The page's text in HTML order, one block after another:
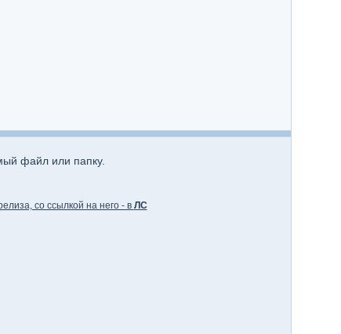
файл или папку.
со ссылкой на него - в ЛС